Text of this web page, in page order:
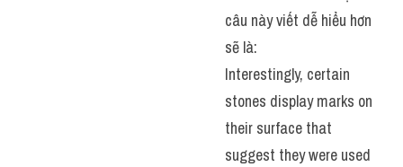
câu này viết dễ hiểu hơn
sẽ là:
Interestingly, certain
stones display marks on
their surface that
suggest they were used